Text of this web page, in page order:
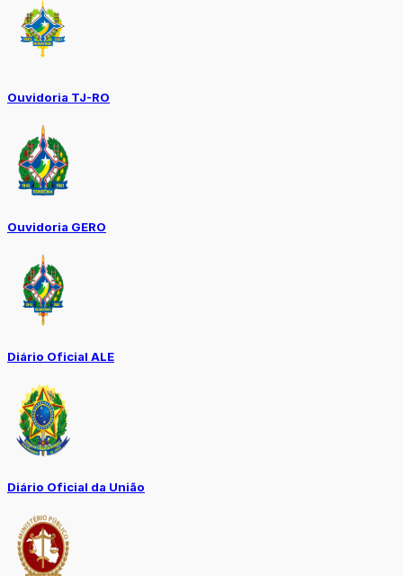
Ouvidoria TJ-RO
Ouvidoria GERO
Diário Oficial ALE
Diário Oficial da União